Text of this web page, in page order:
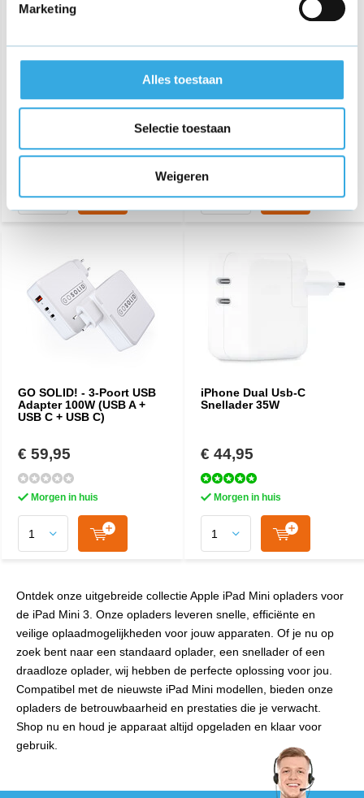
Marketing
Alles toestaan
Selectie toestaan
Weigeren
iPhone & iPad kabel 1m
459 reviews
Morgen in huis
Originele iPhone & iPad
€ 17,95
349 reviews
Lengte:
Morgen in huis
GO SOLID! - 3-Poort USB
Adapter 100W (USB A +
USB C + USB C)
€ 59,95
Morgen in huis
iPhone Dual Usb-C
Snellader 35W
€ 44,95
Morgen in huis
Ontdek onze uitgebreide collectie Apple iPad Mini opladers voor
de iPad Mini 3. Onze opladers leveren snelle, efficiënte en
veilige oplaadmogelijkheden voor jouw apparaten. Of je nu op
zoek bent naar een standaard oplader, een snellader of een
draadloze oplader, wij hebben de perfecte oplossing voor jou.
Compatibel met de nieuwste iPad Mini modellen, bieden onze
opladers de betrouwbaarheid en prestaties die je verwacht.
Shop nu en houd je apparaat altijd opgeladen en klaar voor
gebruik.